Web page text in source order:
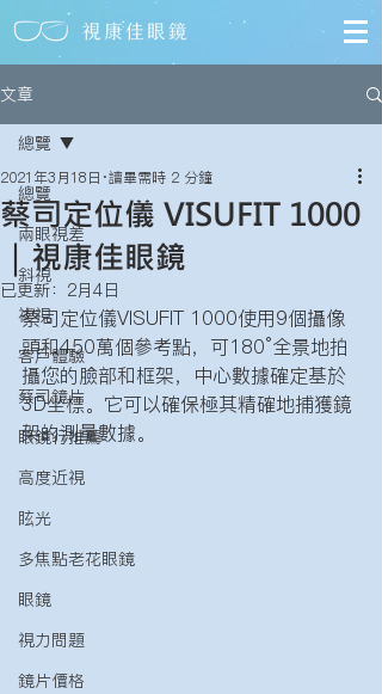
文章
總覽
兩眼視差
斜視
複視
客戶體驗
蔡司鏡片
眼鏡行推薦
高度近視
眩光
多焦點老花眼鏡
眼鏡
視力問題
鏡片價格
總覽
蔡司定位儀 VISUFIT 1000
｜視康佳眼鏡
2021年3月18日 讀畢需時 2 分鐘
已更新： 2月4日
蔡司定位儀VISUFIT 1000使用9個攝像
頭和450萬個參考點，可180°全景地拍
攝您的臉部和框架，中心數據確定基於
3D坐標。它可以確保極其精確地捕獲鏡
架的測量數據。